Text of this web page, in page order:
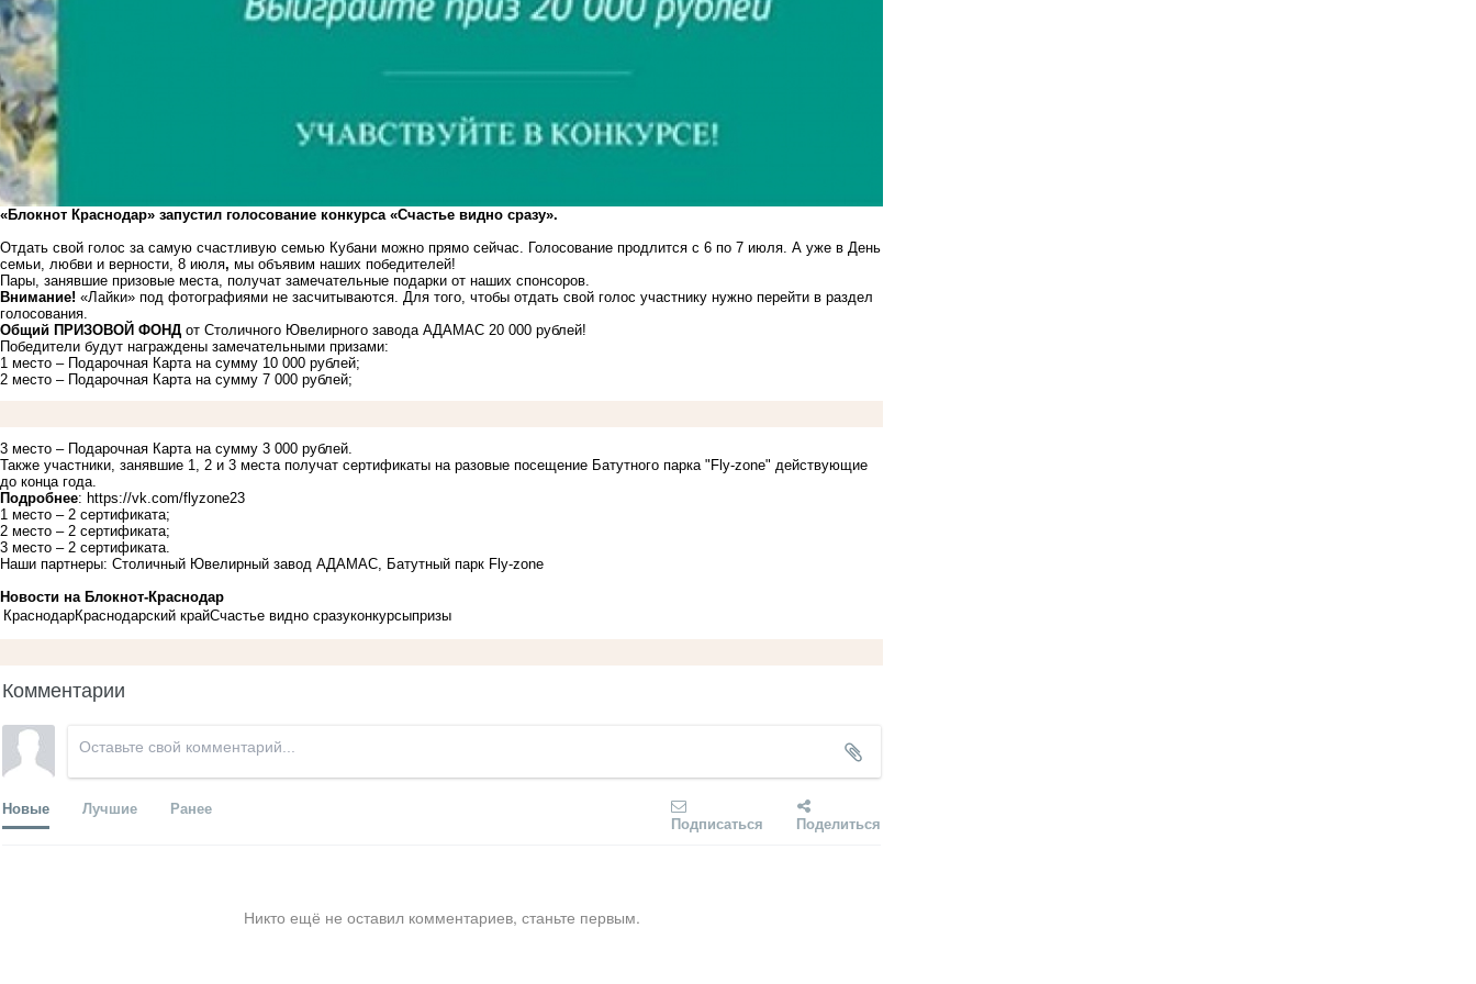
«Блокнот Краснодар» запустил голосование конкурса «Счастье видно сразу».
Отдать свой голос за самую счастливую семью Кубани можно прямо сейчас. Голосование продлится с 6 по 7 июля. А уже в День
семьи, любви и верности, 8 июля, мы объявим наших победителей!
Пары, занявшие призовые места, получат замечательные подарки от наших спонсоров.
Внимание! «Лайки» под фотографиями не засчитываются. Для того, чтобы отдать свой голос участнику нужно перейти в раздел
голосования
Общий ПРИЗОВОЙ ФОНД от Столичного Ювелирного завода АДАМАС 20 000 рублей!
Победители будут награждены замечательными призами:
1 место – Подарочная Карта на сумму 10 000 рублей;
2 место – Подарочная Карта на сумму 7 000 рублей;
3 место – Подарочная Карта на сумму 3 000 рублей.
Также участники, занявшие 1, 2 и 3 места получат сертификаты на разовые посещение Батутного парка "Fly-zone" действующие
до конца года.
Подробнее: https://vk.com/flyzone23
1 место – 2 сертификата;
2 место – 2 сертификата;
3 место – 2 сертификата.
Наши партнеры: Столичный Ювелирный завод АДАМАС , Батутный парк Fly-zone
Новости на Блoкнoт-Краснодар
КраснодарКраснодарский крайСчастье видно сразуконкурсыпризы
Комментарии
Новые Лучшие Ранее
Подписаться Поделиться
Никто ещё не оставил комментариев, станьте первым.